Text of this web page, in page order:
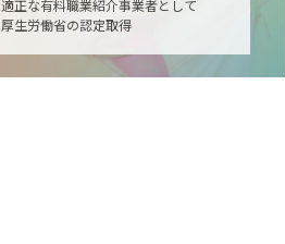
適正な有料職業紹介事業者として
厚生労働省の認定取得